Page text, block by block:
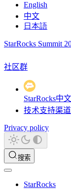
English
中文
日本語
StarRocks Summit
社区群
StarRocks中
技术支持渠道
Privacy policy
搜索
StarRocks